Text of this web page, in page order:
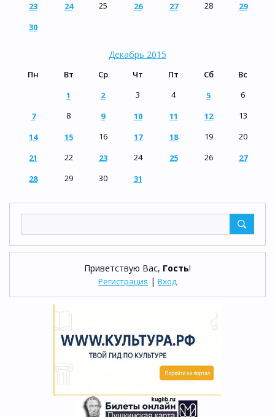
Приветствую Вас, Гость!
Регистрация | Вход
23
24 25 26 27 28
29
30
Декабрь 2015
Пн Вт Ср Чт Пт Сб
Вс
1
2 3 4 5
6
7
8 9 10 11 12
13
14
15 16 17 18 19
20
21
22 23 24 25 26
27
28
29 30 31